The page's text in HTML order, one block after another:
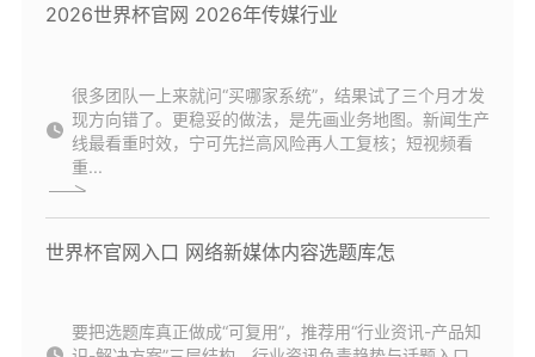
2026世界杯官网 2026年传媒行业
很多团队一上来就问“买哪家系统”，结果试了三个月才发
现方向错了。更稳妥的做法，是先画业务地图。新闻生产
线最看重时效，宁可先拦高风险再人工复核；短视频看
重...
世界杯官网入口 网络新媒体内容选题库怎
要把选题库真正做成“可复用”，推荐用“行业资讯-产品知